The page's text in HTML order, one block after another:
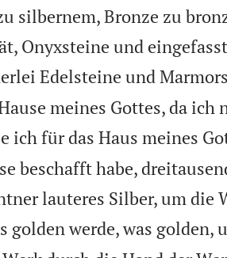
silbernem, Bronze zu
Onyxsteine und
Edelsteine und
meines Gottes, da ich
ich für das Haus meines
beschafft habe,
lauteres Silber, um die
golden werde, was